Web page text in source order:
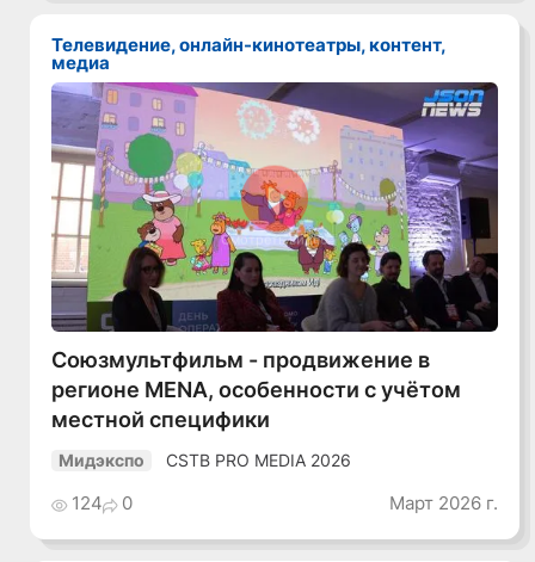
Телевидение, онлайн-кинотеатры, контент,
медиа
Смотреть видео
Союзмультфильм - продвижение в
регионе MENA, особенности с учётом
местной специфики
Мидэкспо CSTB PRO MEDIA 2026
124 0 Март 2026 г.